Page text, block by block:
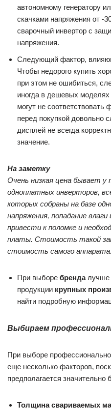
автономному генератору
скачками напряжения от -
сварочный инвертор с
напряжения.
Следующий фактор,
Чтобы недорого купить
при этом не ошибиться,
иногда в дешевых моделях
могут не соответствовать
перед покупкой довольно
дисплей не всегда
значение.
На заметку
Очень низкая цена бывает у
одноплатных инверторов,
которых собраны на базе
напряжения, попадание
привести к поломке и
платы. Стоимость такой
стоимость самого аппарата.
При выборе брендалучше
продукции крупных
найти подробную
Выбираем
При выборе
еще несколько факторов,
предполагается
Толщина свариваемых